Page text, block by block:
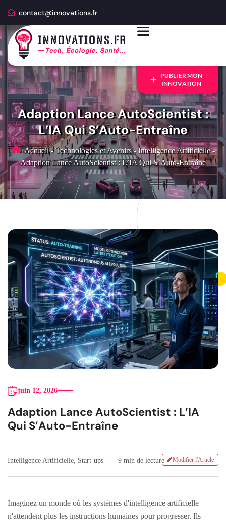
contact@innovations.fr
PUBLIER MON
INNOVATION
Adaption Lance AutoScientist :
L’IA Qui S’Auto-Entraîne
Accueil - Technologies et Avenirs - Intelligence Artificielle -
Adaption Lance AutoScientist : L’IA Qui S’Auto-Entraîne
juin 12, 2026
Adaption Lance AutoScientist : L’IA
Qui S’Auto-Entraîne
Intelligence Artificielle Start-ups 9 min de lecture Modifier l'Article
Imaginez un monde où les systèmes d'intelligence artificielle
n'attendent plus les instructions humaines pour progresser. Ils